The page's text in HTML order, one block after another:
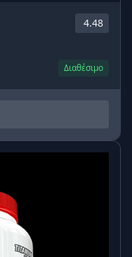
4.48
Διαθέσιμο